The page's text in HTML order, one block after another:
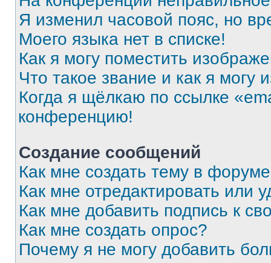
Я изменил часовой пояс, но
Моего языка нет в списке!
Как я могу поместить
Что такое звание и как я могу
Когда я щёлкаю по ссылке
конференцию!
Создание сообщений
Как мне создать тему в
Как мне отредактировать или
Как мне добавить подпись к
Как мне создать опрос?
Почему я не могу добавить